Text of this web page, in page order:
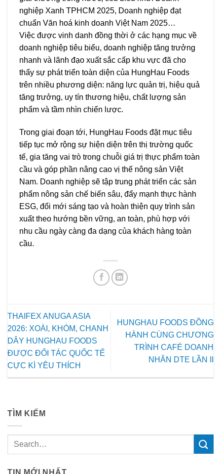
nghiệp Xanh TPHCM 2025, Doanh nghiệp đạt
chuẩn Văn hoá kinh doanh Việt Nam 2025…
Việc được vinh danh đồng thời ở các hạng mục về
doanh nghiệp tiêu biểu, doanh nghiệp tăng trưởng
nhanh và lãnh đạo xuất sắc cấp khu vực đã cho
thấy sự phát triển toàn diện của HungHau Foods
trên nhiều phương diện: năng lực quản trị, hiệu quả
tăng trưởng, uy tín thương hiệu, chất lượng sản
phẩm và tầm nhìn chiến lược.
Trong giai đoạn tới, HungHau Foods đặt mục tiêu
tiếp tục mở rộng sự hiện diện trên thị trường quốc
tế, gia tăng vai trò trong chuỗi giá trị thực phẩm toàn
cầu và góp phần nâng cao vị thế nông sản Việt
Nam. Doanh nghiệp sẽ tập trung phát triển các sản
phẩm nông sản chế biến sâu, đẩy mạnh thực hành
ESG, đổi mới sáng tạo và hoàn thiện quy trình sản
xuất theo hướng bền vững, an toàn, phù hợp với
nhu cầu ngày càng đa dạng của khách hàng toàn
cầu.
THAIFEX ANUGA ASIA
2026: XOÀI, KHÓM, CHANH
DÂY HUNGHAU FOODS
ĐƯỢC ĐỐI TÁC QUỐC TẾ
CỰC KÌ YÊU THÍCH
HUNGHAU FOODS ĐỒNG
HÀNH CÙNG CHƯƠNG
TRÌNH CAFÉ DOANH
NHÂN DTE LẦN II
TÌM KIẾM
TIN MỚI NHẤT